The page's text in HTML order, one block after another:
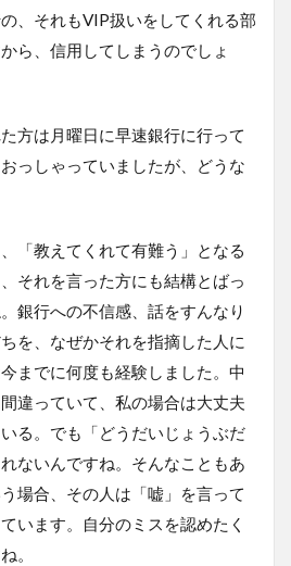
、それもVIP扱いをしてくれる部
ら、信用してしまうのでしょ
方は月曜日に早速銀行に行って
っしゃっていましたが、どうな
「教えてくれて有難う」となる
それを言った方にも結構とばっ
銀行への不信感、話をすんなり
を、なぜかそれを指摘した人に
までに何度も経験しました。中
違っていて、私の場合は大丈夫
る。でも「どうだいじょうぶだ
ないんですね。そんなこともあ
場合、その人は「嘘」を言って
います。自分のミスを認めたく
。